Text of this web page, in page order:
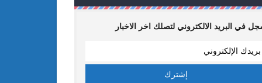
في البريد الالكتروني لتصلك اخر الاخبار